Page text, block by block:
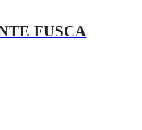
FUSCA